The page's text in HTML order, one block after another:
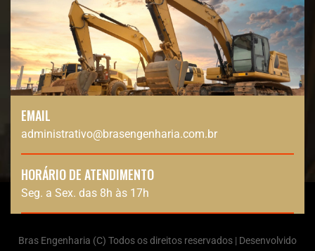
EMAIL
administrativo@brasengenharia.com.br
HORÁRIO DE ATENDIMENTO
Seg. a Sex. das 8h às 17h
Bras Engenharia (C) Todos os direitos reservados | Desenvolvido